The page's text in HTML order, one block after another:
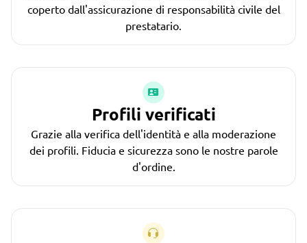
coperto dall'assicurazione di responsabilità civile del
prestatario.
Profili verificati
Grazie alla verifica dell'identità e alla moderazione
dei profili. Fiducia e sicurezza sono le nostre parole
d'ordine.